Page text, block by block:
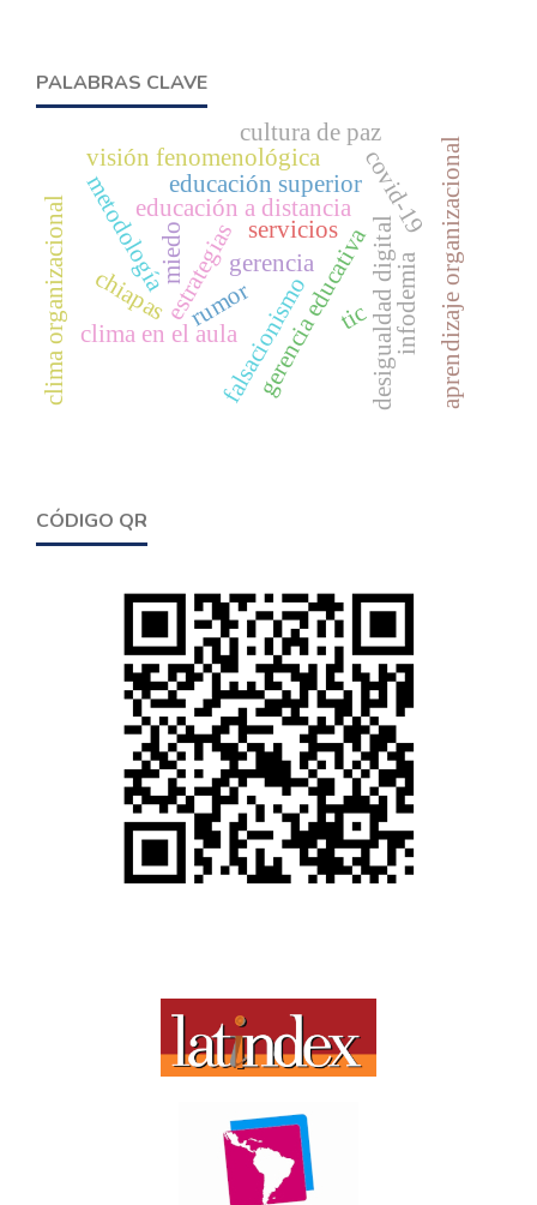
PALABRAS CLAVE
educación a distancia
desigualdad digital
covid-19
educación superior aprendizaje organizacional
gerencia educativa
estrategias
clima en el aula
visión fenomenológica
gerencia
tic
clima organizacionalmetodología
falsacionismo
servicios
cultura de paz
rumor
miedo
chiapas infodemia
CÓDIGO QR